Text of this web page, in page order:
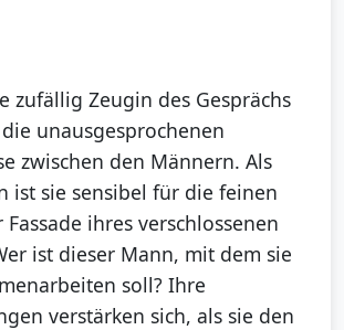
zufällig Zeugin des Gesprächs
unausgesprochenen
zwischen den Männern. Als
ist sie sensibel für die feinen
Fassade ihres verschlossenen
ist dieser Mann, mit dem sie
soll? Ihre
verstärken sich, als sie den